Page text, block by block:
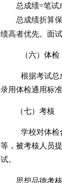
总成绩=笔试
总成绩折算
绩高者优先。 面
（六）体检
根据考试总
录用体检通用标
（七） 考核
学校对体检
等，被考核人员
试。
思想品德考